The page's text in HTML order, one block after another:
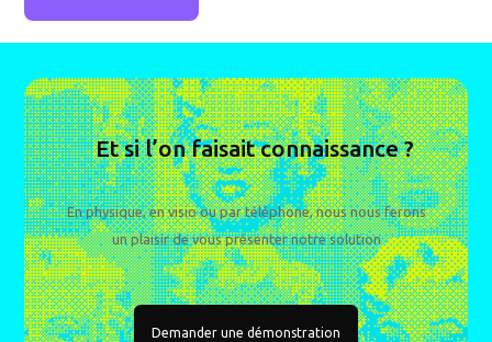
Et si l’on faisait connaissance ?
En physique, en visio ou par téléphone, nous nous ferons
un plaisir de vous présenter notre solution
Demander une démonstration